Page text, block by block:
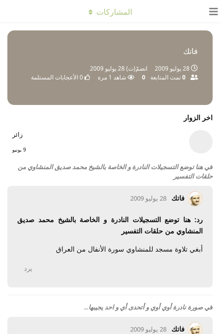
فاتك
28 يوليو 2009 انضمّ(ت)28 يوليو 2009
0تمت المتابعة 0 شاهد 1 مرة 0الأعجابات المستلمة
المشاركات
اخر الزوار
زائر
9 يونيو
في هنا توضع التسجيلات النادرة و الخاصة بالشيخ محمد صديق المنشاوي من
حلقات التفسير
فاتك 28 يوليو 2009
رد: هنا توضع التسجيلات النادرة و الخاصة بالشيخ محمد صديق
المنشاوي من حلقات التفسير
أبغي تلاوة مسجد للمنشاوي سورة الأنفال من العراق
يرد
فيصورة نادرة أوي أوي و أتحدى أي و احد يجيبها..
فاتك 28 يوليو 2009